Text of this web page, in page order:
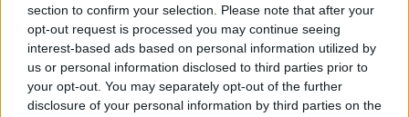
section to confirm your selection. Please note that after your
opt-out request is processed you may continue seeing
interest-based ads based on personal information utilized by
us or personal information disclosed to third parties prior to
your opt-out. You may separately opt-out of the further
disclosure of your personal information by third parties on the
odstranjeni. Pravila komentiranja →
Failed to fetch